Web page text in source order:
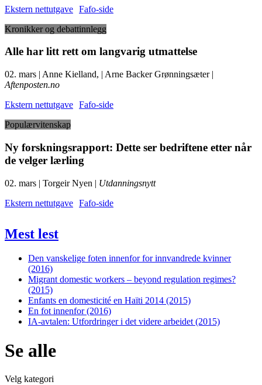
Ekstern nettutgave Fafo-side
Kronikker og debattinnlegg
Alle har litt rett om langvarig utmattelse
02. mars | Anne Kielland, | Arne Backer Grønningsæter |
Aftenposten.no
Ekstern nettutgave Fafo-side
Populærvitenskap
Ny forskningsrapport: Dette ser bedriftene etter når
de velger lærling
02. mars | Torgeir Nyen | Utdanningsnytt
Ekstern nettutgave Fafo-side
Mest lest
Den vanskelige foten innenfor for innvandrede kvinner
(2016)
Migrant domestic workers – beyond regulation regimes?
(2015)
Enfants en domesticité en Haïti 2014 (2015)
En fot innenfor (2016)
IA-avtalen: Utfordringer i det videre arbeidet (2015)
Se alle
Velg kategori